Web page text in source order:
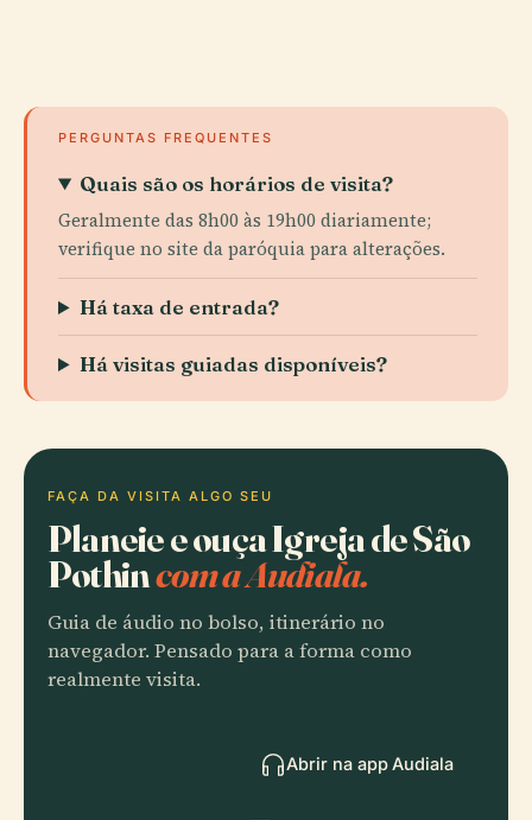
PERGUNTAS FREQUENTES
Quais são os horários de visita?
Geralmente das 8h00 às 19h00 diariamente;
verifique no site da paróquia para alterações.
Há taxa de entrada?
Há visitas guiadas disponíveis?
FAÇA DA VISITA ALGO SEU
Planeie e ouça Igreja de São
Pothincom a Audiala.
Guia de áudio no bolso, itinerário no
navegador. Pensado para a forma como
realmente visita.
Abrir na app Audiala